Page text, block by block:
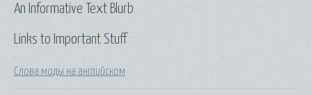
Links to Important Stuff
Слова моды на английском
An Informative Text Blurb